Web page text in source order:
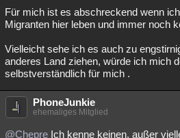
Für mich ist es abschreckend wenn
Migranten hier leben und immer noch
Vielleicht sehe ich es auch zu
anderes Land ziehen, würde ich mich
selbstverständlich für mich .
PhoneJunkie
ehemaliges Mitglied
@Chepre Ich kenne keinen, außer